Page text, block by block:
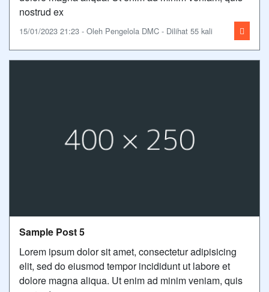
nostrud ex
15/01/2023 21:23 - Oleh Pengelola DMC - Dilihat 55 kali
Sample Post 5
Lorem ipsum dolor sit amet, consectetur adipisicing
elit, sed do eiusmod tempor incididunt ut labore et
dolore magna aliqua. Ut enim ad minim veniam, quis